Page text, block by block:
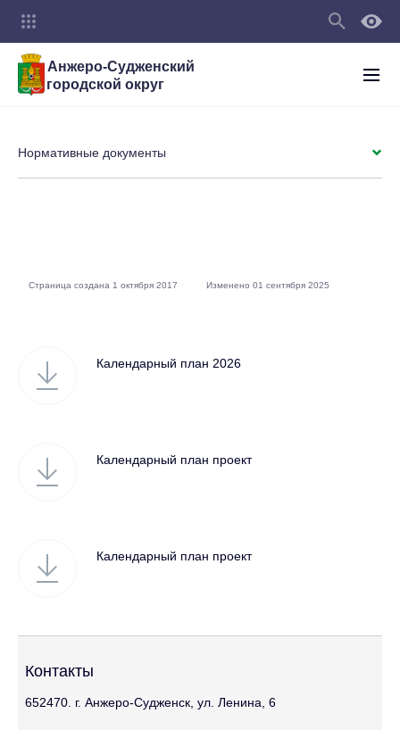
Анжеро-Судженский
городской округ
Календарный план 2026
Календарный план проект
Календарный план проект
Нормативные документы
Страница создана 1 октября 2017 Изменено 01 сентября 2025
Контакты
652470. г. Анжеро-Судженск, ул. Ленина, 6